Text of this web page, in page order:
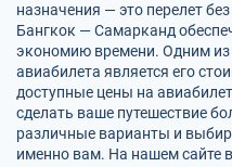
назначения — это перелет
Бангкок — Самарканд
экономию времени. Одним
авиабилета является его
доступные цены на
сделать ваше путешествие
различные варианты и
именно вам. На нашем сайте